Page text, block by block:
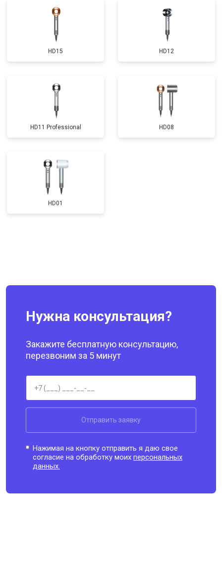
HD15 HD12
HD11 Professional HD08
HD01
Нужна консультация?
Закажите бесплатную консультацию,
перезвоним за 5 минут
Отправить заявку
Нажимая на кнопку отправить я даю свое
согласие на обработку моихперсональных
данных.